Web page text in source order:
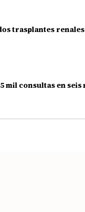
trasplantes
mil consultas en